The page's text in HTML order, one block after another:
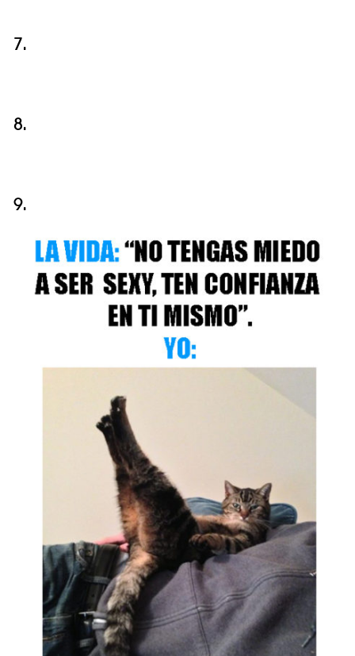
7.
8.
9.